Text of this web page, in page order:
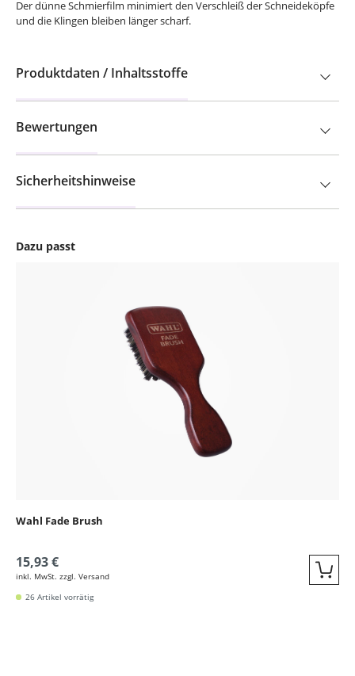
Dazu passt
Wahl Fade Brush
15,93 €
inkl. MwSt. zzgl. Versand
26 Artikel vorrätig
Der dünne Schmierfilm minimiert den Verschleiß der Schneideköpfe
und die Klingen bleiben länger scharf.
Produktdaten / Inhaltsstoffe
Bewertungen
Sicherheitshinweise